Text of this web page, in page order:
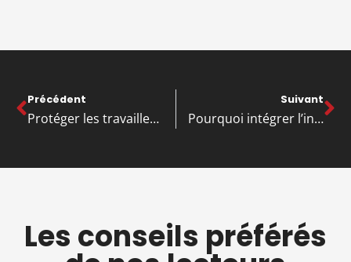
Précédent
Protéger les travailleurs et sécuriser les zones grâce au balisage de chantier
Suivant
Pourquoi intégrer l’intelligence artificielle dans votre stratégie d’achat ?
Les conseils préférés